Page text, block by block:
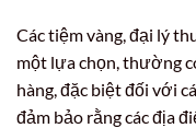
Các tiệm vàng, đại lý
một lựa chọn, thường
hàng, đặc biệt đối với
đảm bảo rằng các địa